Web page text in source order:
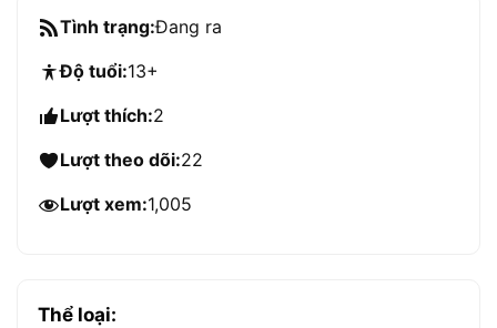
Tình trạng:Đang ra
Độ tuổi:13+
Lượt thích:2
Lượt theo dõi:22
Lượt xem:1,005
Thể loại: